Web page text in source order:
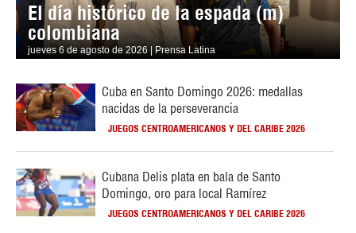
El día histórico de la espada (m)
colombiana
jueves 6 de agosto de 2026 | Prensa Latina
Cuba en Santo Domingo 2026: medallas
nacidas de la perseverancia
JUEGOS CENTROAMERICANOS Y DEL CARIBE 2026
Cubana Delis plata en bala de Santo
Domingo, oro para local Ramírez
JUEGOS CENTROAMERICANOS Y DEL CARIBE 2026